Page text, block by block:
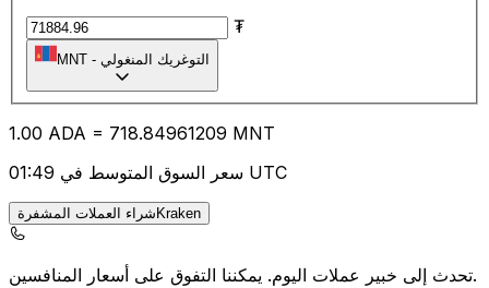
₮
MNT - التوغريك المنغولي
1.00 ADA = 718.84961209 MNT
سعر السوق المتوسط في 01:49 UTC
شراء العملات المشفرةKraken
تحدث إلى خبير عملات اليوم.يمكننا التفوق على أسعار المنافسين.